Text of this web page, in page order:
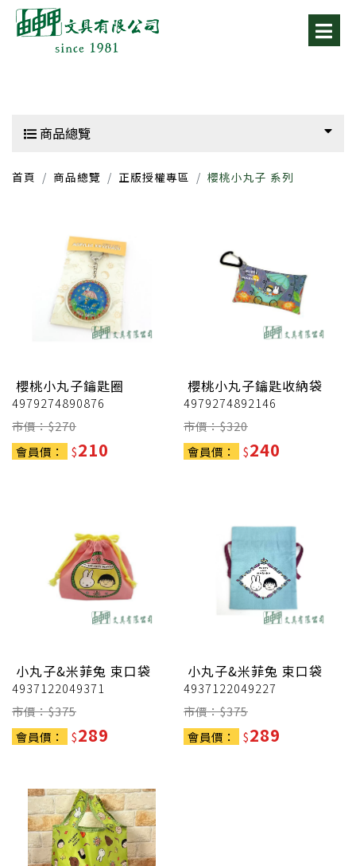
商品總覽
首頁 商品總覽 正版授權專區 櫻桃小丸子 系列
櫻桃小丸子鑰匙圈
4979274890876
市價：$270
會員價：
$210
櫻桃小丸子鑰匙收納袋
4979274892146
市價：$320
會員價：
$240
小丸子&米菲兔 束口袋
4937122049371
市價：$375
會員價：
$289
小丸子&米菲兔 束口袋
4937122049227
市價：$375
會員價：
$289